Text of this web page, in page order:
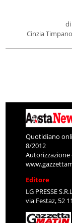
di
Cinzia Timpano
Quotidiano
8/2012
Autorizzazione
Editore
LG PRESSE
via Festaz, 52